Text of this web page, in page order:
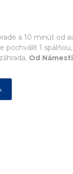
a 10 minút od
pochváliť 1
Od